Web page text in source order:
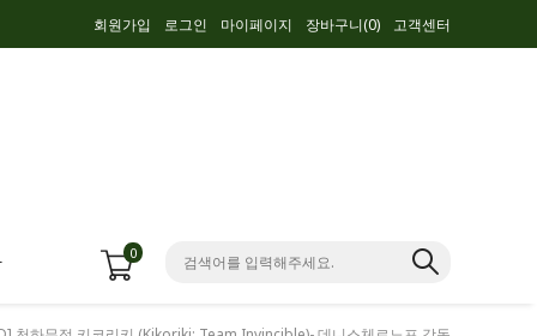
회원가입 로그인 마이페이지 장바구니(0) 고객센터
0